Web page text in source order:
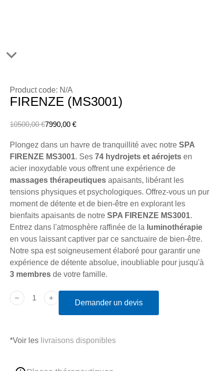
Product code: N/A
FIRENZE (MS3001)
10500,00€7990,00 €
Plongez dans un havre de tranquillité avec notre SPA
FIRENZE MS3001. Ses 74 hydrojets et aérojets en
acier inoxydable vous offrent une expérience de
massages thérapeutiques apaisants, libérant les
tensions physiques et psychologiques. Offrez-vous un pur
moment de détente et de bien-être en explorant les
bienfaits apaisants de notre SPA FIRENZE MS3001.
Entrez dans l'atmosphère raffinée de la luminothérapie
en vous laissant captiver par ce sanctuaire de bien-être.
Notre spa est soigneusement élaboré pour garantir une
expérience de détente absolue, inoubliable pour jusqu'à
3 membres de votre famille.
﹣ ﹢ Demander un devis
*Voir les livraisons disponibles